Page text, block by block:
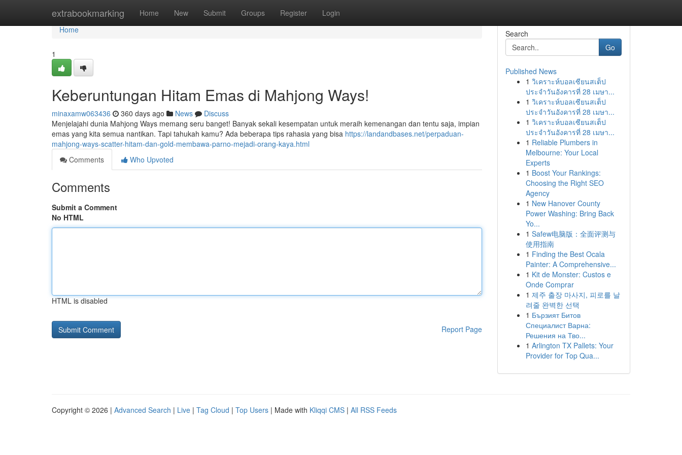
extrabookmarking Home New Submit Groups Register Login
Home
Home
1
Keberuntungan Hitam Emas di Mahjong Ways!
minaxamw063436 360 days ago News
Discuss
Menjelajahi dunia Mahjong Ways memang seru banget! Banyak sekali kesempatan untuk meraih kemenangan dan tentu saja, impian
emas yang kita semua nantikan. Tapi tahukah kamu? Ada beberapa tips rahasia yang bisa https://landandbases.net/perpaduan-
mahjong-ways-scatter-hitam-dan-gold-membawa-parno-mejadi-orang-kaya.html
Comments
Who Upvoted
Comments
Submit a Comment
No HTML
HTML is disabled
Report Page
Search
Go
Published News
1 วิเคราะห์บอลเซียนสเต็ป
ประจำวันอังคารที่ 28 เมษา...
1 วิเคราะห์บอลเซียนสเต็ป
ประจำวันอังคารที่ 28 เมษา...
1 วิเคราะห์บอลเซียนสเต็ป
ประจำวันอังคารที่ 28 เมษา...
1 Reliable Plumbers in
Melbourne: Your Local
Experts
1 Boost Your Rankings:
Choosing the Right SEO
Agency
1 New Hanover County
Power Washing: Bring Back
Yo...
1 Safew电脑版：全面评测与
使用指南
1 Finding the Best Ocala
Painter: A Comprehensive...
1 Kit de Monster: Custos e
Onde Comprar
1 제주 출장 마사지, 피로를 날
려줄 완벽한 선택
1 Бързият Битов
Специалист Варна:
Решения на Тво...
1 Arlington TX Pallets: Your
Provider for Top Qua...
Copyright © 2026 | Advanced Search | Live | Tag Cloud | Top Users | Made with Kliqqi CMS | All RSS Feeds